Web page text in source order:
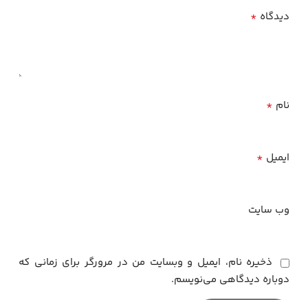
دیدگاه *
نام *
ایمیل *
وب‌ سایت
ذخیره نام، ایمیل و وبسایت من در مرورگر برای زمانی که
دوباره دیدگاهی می‌نویسم.